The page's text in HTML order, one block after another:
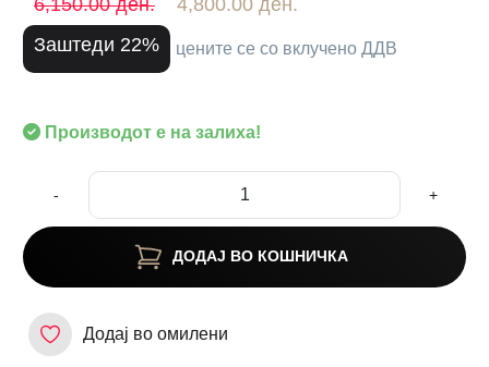
Заштеди 22%
цените се со вклучено ДДВ
Производот е на залиха!
- +
ДОДАЈ ВО КОШНИЧКА
Додај во омилени